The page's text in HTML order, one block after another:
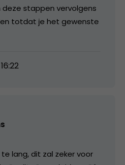
stappen vervolgens
totdat je het gewenste
lang, dit zal zeker voor